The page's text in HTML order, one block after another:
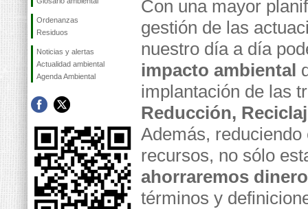
Ordenanzas
Residuos
Noticias y alertas
Actualidad ambiental
Agenda Ambiental
Con una mayor
gestión de las
nuestro día a día
impacto ambiental
implantación de las
Reducción,
Además,
recursos, no sólo
ahorraremos dinero
términos y